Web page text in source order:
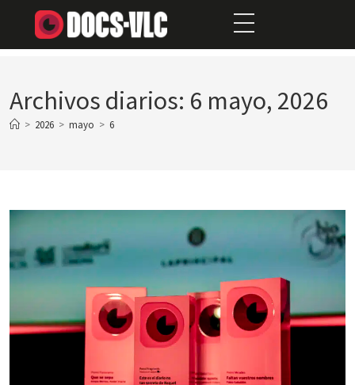
Archivos diarios: 6 mayo, 2026
> 2026 > mayo > 6